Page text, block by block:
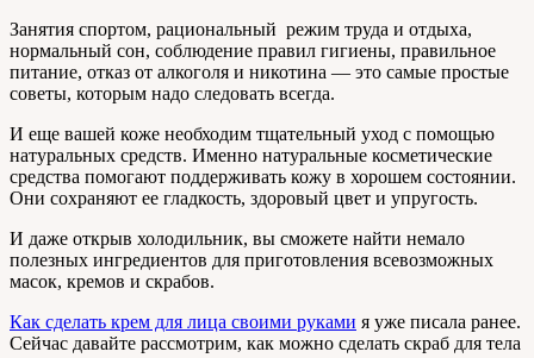
Занятия спортом, рациональный режим труда и отдыха,
нормальный сон, соблюдение правил гигиены, правильное
питание, отказ от алкоголя и никотина — это самые простые
советы, которым надо следовать всегда.
И еще вашей коже необходим тщательный уход с помощью
натуральных средств. Именно натуральные косметические
средства помогают поддерживать кожу в хорошем состоянии.
Они сохраняют ее гладкость, здоровый цвет и упругость.
И даже открыв холодильник, вы сможете найти немало
полезных ингредиентов для приготовления всевозможных
масок, кремов и скрабов.
Как сделать крем для лица своими руками я уже писала ранее.
Сейчас давайте рассмотрим, как можно сделать скраб для тела